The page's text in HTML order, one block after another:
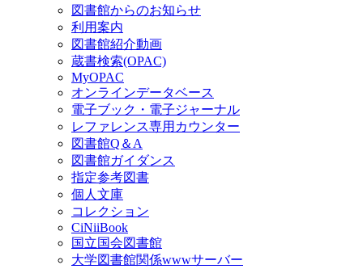
図書館からのお知らせ
利用案内
図書館紹介動画
蔵書検索(OPAC)
MyOPAC
オンラインデータベース
電子ブック・電子ジャーナル
レファレンス専用カウンター
図書館Q＆A
図書館ガイダンス
指定参考図書
個人文庫
コレクション
CiNiiBook
国立国会図書館
大学図書館関係wwwサーバー